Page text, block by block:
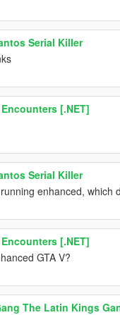
Serial Killer
[.NET]
Serial Killer
enhanced, which
[.NET]
GTA V?
The Latin Kings